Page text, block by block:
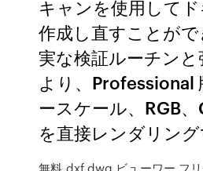
キャンを使用して
作成し直すことが
実な検証ルーチンと
より、Professional
ースケール、RGB、
を直接レンダリング
無料 dxf dwg ビューワー フ